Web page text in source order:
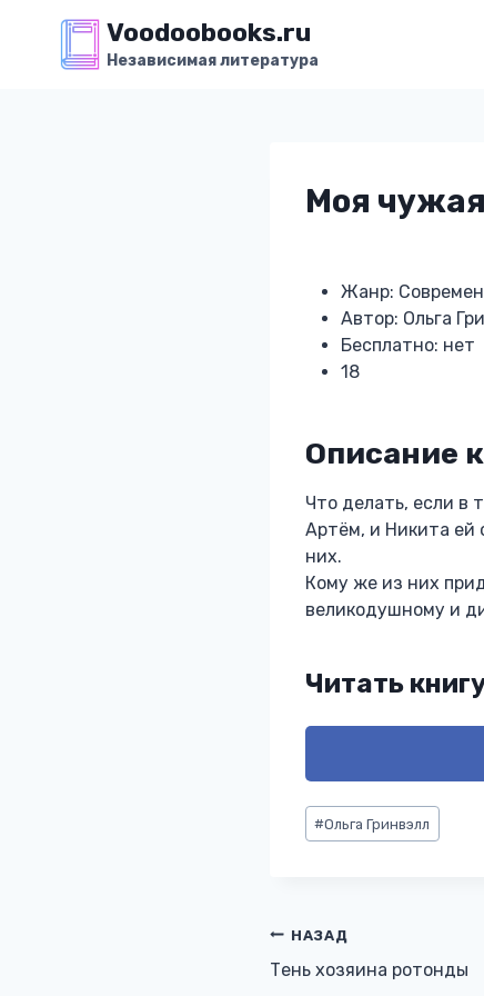
содержимому
Voodoobooks.ru
Независимая литература
Моя чужая
Жанр:
Автор: Ольга
Бесплатно: нет
18
Описание
Что делать, если в
Артём, и Никита ей
них.
Кому же из них
великодушному и
Читать
Метки
записи:
#Ольга Гринвэлл
Навигация
по
НАЗАД
Тень хозяина ротонды